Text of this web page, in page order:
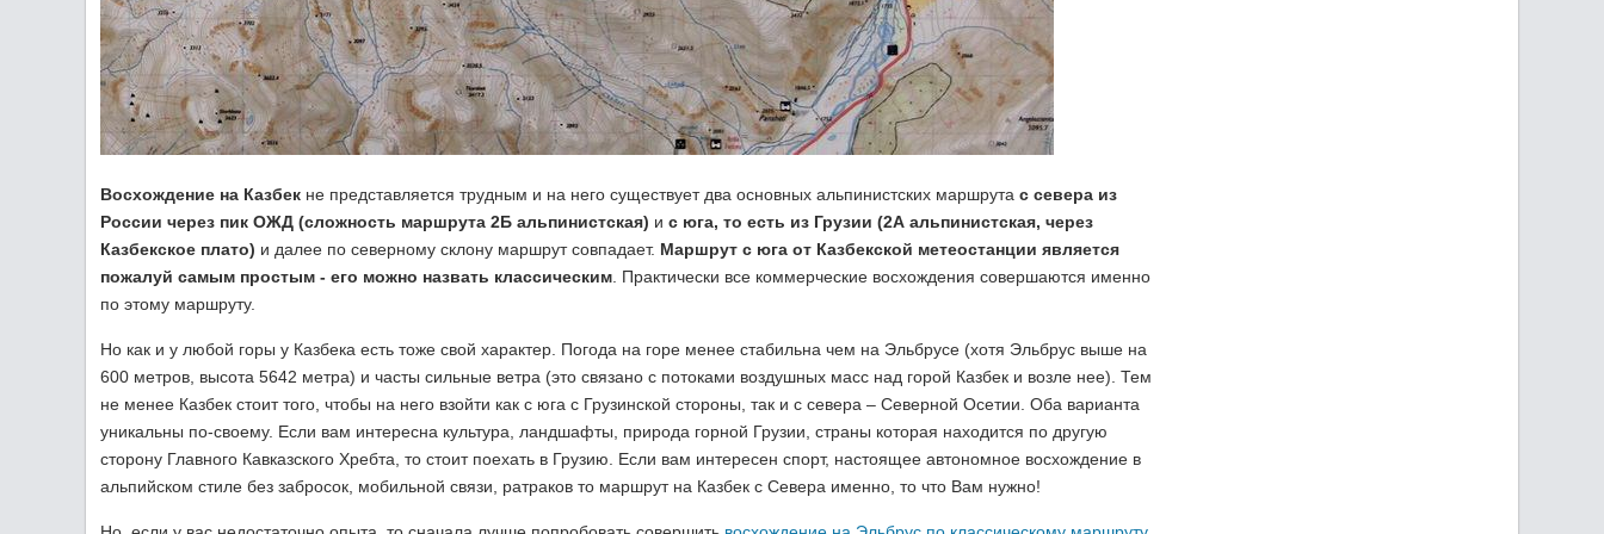
Восхождение на Казбек не представляется трудным и на него существует два основных альпинистских маршрута с севера из
России через пик ОЖД (сложность маршрута 2Б альпинистская) и с юга, то есть из Грузии (2А альпинистская, через
Казбекское плато) и далее по северному склону маршрут совпадает. Маршрут с юга от Казбекской метеостанции является
пожалуй самым простым - его можно назвать классическим . Практически все коммерческие восхождения совершаются именно
по этому маршруту.
Но как и у любой горы у Казбека есть тоже свой характер. Погода на горе менее стабильна чем на Эльбрусе (хотя Эльбрус выше на
600 метров, высота 5642 метра) и часты сильные ветра (это связано с потоками воздушных масс над горой Казбек и возле нее). Тем
не менее Казбек стоит того, чтобы на него взойти как с юга с Грузинской стороны, так и с севера – Северной Осетии. Оба варианта
уникальны по-своему. Если вам интересна культура, ландшафты, природа горной Грузии, страны которая находится по другую
сторону Главного Кавказского Хребта, то стоит поехать в Грузию. Если вам интересен спорт, настоящее автономное восхождение в
альпийском стиле без забросок, мобильной связи, ратраков то маршрут на Казбек с Севера именно, то что Вам нужно!